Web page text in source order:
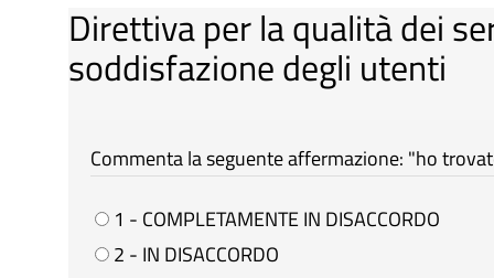
Direttiva per la qualità dei
soddisfazione degli utenti
Commenta la seguente affermazione: "ho
1 - COMPLETAMENTE IN DISACCORDO
2 - IN DISACCORDO